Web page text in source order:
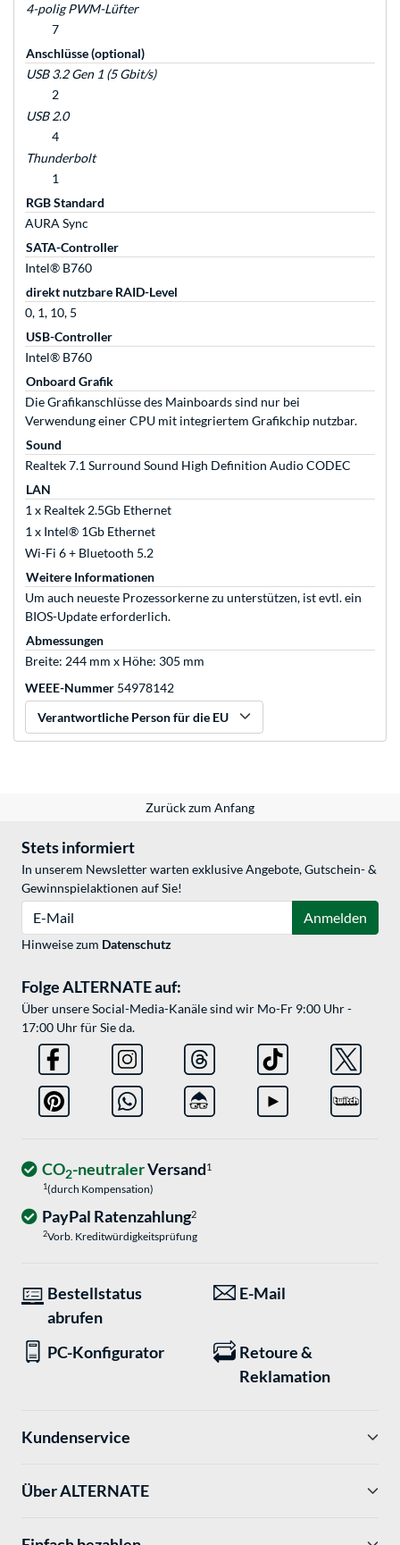
4-polig PWM-Lüfter
7
Anschlüsse (optional)
USB 3.2 Gen 1 (5 Gbit/s)
2
USB 2.0
4
Thunderbolt
1
RGB Standard
AURA Sync
SATA-Controller
Intel® B760
direkt nutzbare RAID-Level
0, 1, 10, 5
USB-Controller
Intel® B760
Onboard Grafik
Die Grafikanschlüsse des Mainboards sind nur bei
Verwendung einer CPU mit integriertem Grafikchip nutzbar.
Sound
Realtek 7.1 Surround Sound High Definition Audio CODEC
LAN
1 x Realtek 2.5Gb Ethernet
1 x Intel® 1Gb Ethernet
Wi-Fi 6 + Bluetooth 5.2
Weitere Informationen
Um auch neueste Prozessorkerne zu unterstützen, ist evtl. ein
BIOS-Update erforderlich.
Abmessungen
Breite: 244 mm x Höhe: 305 mm
WEEE-Nummer 54978142
Verantwortliche Person für die EU
Zurück zum Anfang
Stets informiert
In unserem Newsletter warten exklusive Angebote, Gutschein- &
Gewinnspielaktionen auf Sie!
Anmelden
Hinweise zum Datenschutz
Folge ALTERNATE auf:
Über unsere Social-Media-Kanäle sind wir Mo-Fr 9:00 Uhr -
17:00 Uhr für Sie da.
CO2-neutralerVersand1
1(durch Kompensation)
PayPal Ratenzahlung2
2Vorb. Kreditwürdigkeitsprüfung
Bestellstatus
abrufen
E-Mail
PC-Konfigurator
Retoure &
Reklamation
Kundenservice
Über ALTERNATE